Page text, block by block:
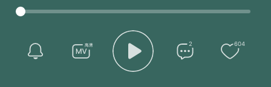
曲：TEPPER/BENNETT
往事在我心里涌现
徒令五内撩乱
往事逝似天际闪电
2 604